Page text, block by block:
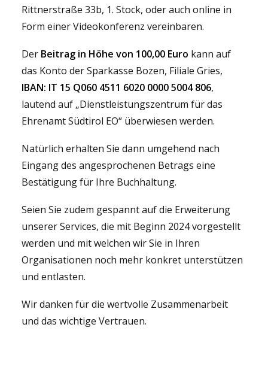
Rittnerstraße 33b, 1. Stock, oder auch online in
Form einer Videokonferenz vereinbaren.
Der Beitrag in Höhe von 100,00 Euro kann auf
das Konto der Sparkasse Bozen, Filiale Gries,
IBAN: IT 15 Q060 4511 6020 0000 5004 806,
lautend auf „Dienstleistungszentrum für das
Ehrenamt Südtirol EO“ überwiesen werden.
Natürlich erhalten Sie dann umgehend nach
Eingang des angesprochenen Betrags eine
Bestätigung für Ihre Buchhaltung.
Seien Sie zudem gespannt auf die Erweiterung
unserer Services, die mit Beginn 2024 vorgestellt
werden und mit welchen wir Sie in Ihren
Organisationen noch mehr konkret unterstützen
und entlasten.
Wir danken für die wertvolle Zusammenarbeit
und das wichtige Vertrauen.